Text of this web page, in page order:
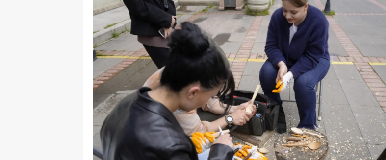
Van
Zonguldak
Aksaray
Bayburt
Karaman
Kırıkkale
Batman